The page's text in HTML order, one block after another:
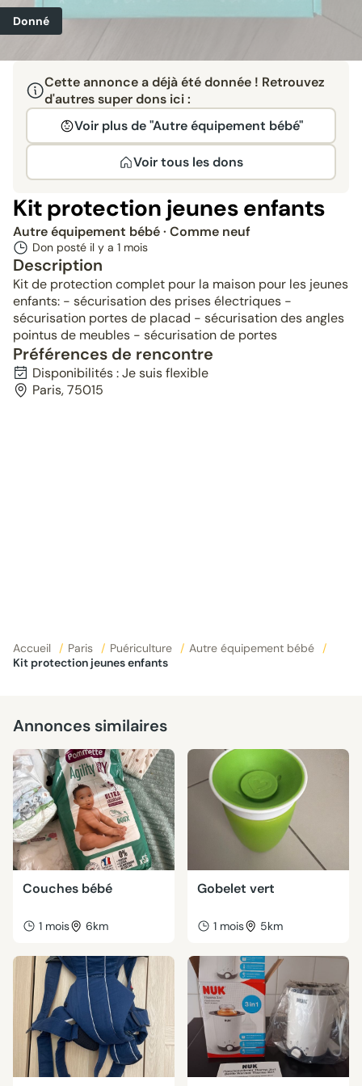
Donné
Cette annonce a déjà été donnée ! Retrouvez
d'autres super dons ici :
Voir plus de "Autre équipement bébé"
Voir tous les dons
Kit protection jeunes enfants
Autre équipement bébé· Comme neuf
Don posté il y a 1 mois
Description
Kit de protection complet pour la maison pour les jeunes
enfants: - sécurisation des prises électriques -
sécurisation portes de placad - sécurisation des angles
pointus de meubles - sécurisation de portes
Préférences de rencontre
Disponibilités : Je suis flexible
Paris, 75015
Accueil / Paris / Puériculture / Autre équipement bébé
/
Kit protection jeunes enfants
Annonces similaires
Couches bébé
1 mois 6km
Gobelet vert
1 mois 5km